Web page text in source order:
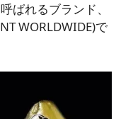
ばれるブランド、
WORLDWIDE)で